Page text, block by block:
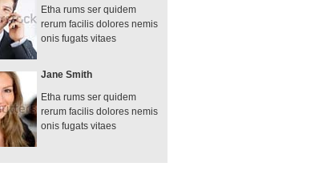
Etha rums ser quidem
rerum facilis dolores nemis
onis fugats vitaes
Jane Smith
Etha rums ser quidem
rerum facilis dolores nemis
onis fugats vitaes